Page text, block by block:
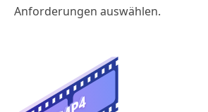
Anforderungen auswählen.